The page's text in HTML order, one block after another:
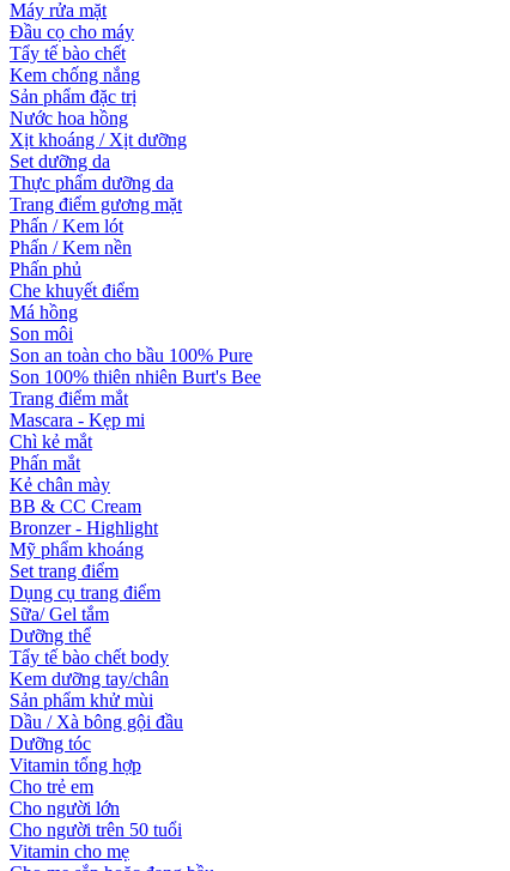
Máy rửa mặt
Đầu cọ cho máy
Tẩy tế bào chết
Kem chống nắng
Sản phẩm đặc trị
Nước hoa hồng
Xịt khoáng / Xịt dưỡng
Set dưỡng da
Thực phẩm dưỡng da
Trang điểm gương mặt
Phấn / Kem lót
Phấn / Kem nền
Phấn phủ
Che khuyết điểm
Má hồng
Son môi
Son an toàn cho bầu 100% Pure
Son 100% thiên nhiên Burt's Bee
Trang điểm mắt
Mascara - Kẹp mi
Chì kẻ mắt
Phấn mắt
Kẻ chân mày
BB & CC Cream
Bronzer - Highlight
Mỹ phẩm khoáng
Set trang điểm
Dụng cụ trang điểm
Sữa/ Gel tắm
Dưỡng thể
Tẩy tế bào chết body
Kem dưỡng tay/chân
Sản phẩm khử mùi
Dầu / Xà bông gội đầu
Dưỡng tóc
Vitamin tổng hợp
Cho trẻ em
Cho người lớn
Cho người trên 50 tuổi
Vitamin cho mẹ